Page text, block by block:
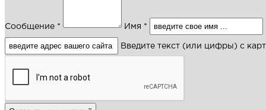
Сообщение * Имя *
Введите текст (или цифры) с